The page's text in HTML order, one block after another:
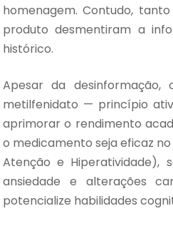
homenagem. Contudo,
produto desmentiram a
histórico.
Apesar da
metilfenidato — princípio
aprimorar o rendimento
o medicamento seja eficaz
Atenção e Hiperatividade),
ansiedade e alterações
potencialize habilidades